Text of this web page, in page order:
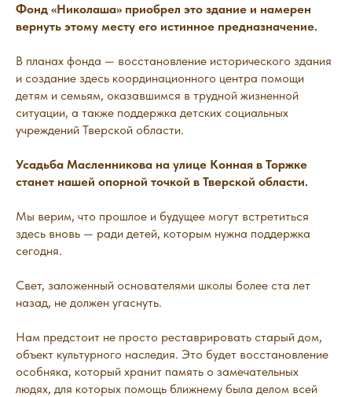
Фонд «Николаша» приобрел это здание и намерен
вернуть этому месту его истинное предназначение.
В планах фонда — восстановление исторического здания
и создание здесь координационного центра помощи
детям и семьям, оказавшимся в трудной жизненной
ситуации, а также поддержка детских социальных
учреждений Тверской области.
Усадьба Масленникова на улице Конная в Торжке
станет нашей опорной точкой в Тверской области.
Мы верим, что прошлое и будущее могут встретиться
здесь вновь — ради детей, которым нужна поддержка
сегодня.
Свет, заложенный основателями школы более ста лет
назад, не должен угаснуть.
Нам предстоит не просто реставрировать старый дом,
объект культурного наследия. Это будет восстановление
особняка, который хранит память о замечательных
людях, для которых помощь ближнему была делом всей